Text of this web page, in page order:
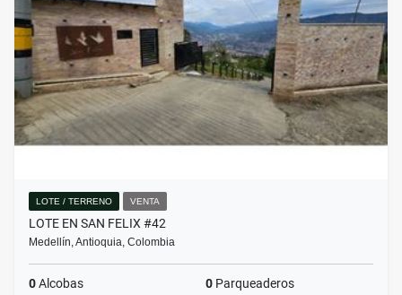
LOTE / TERRENO VENTA
LOTE EN SAN FELIX #42
Medellín, Antioquia, Colombia
0Alcobas 0 Parqueaderos